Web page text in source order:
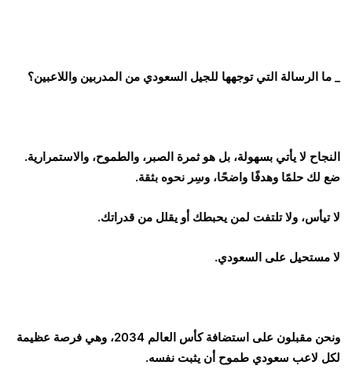
_ ما الرسالة التي توجهها للجيل السعودي من المدربين واللاعبين؟
النجاح لا يأتي بسهولة، بل هو ثمرة الصبر، والطموح، والاستمرارية.
ضع لك حلمًا وهدفًا واضحًا، وسِر نحوه بثقة.
لا تيأس، ولا تلتفت لمن يحبطك أو يقلل من قدراتك.
لا مستحيل على السعودي.
ونحن مقبلون على استضافة كأس العالم 2034، وهي فرصة عظيمة
لكل لاعب سعودي طموح أن يثبت نفسه.